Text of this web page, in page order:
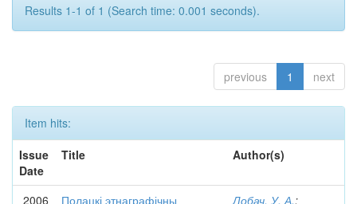
Results 1-1 of 1 (Search time: 0.001 seconds).
previous 1 next
Item hits:
Issue
Date
Title Author(s)
2006
Полацкі этнаграфічны
Лобач, У. А.;